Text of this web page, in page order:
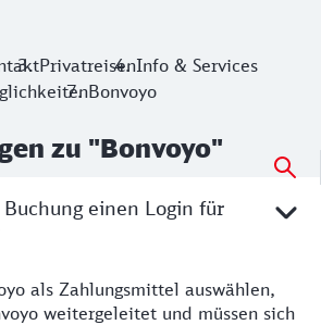
PrivatreisenInfo & Services
Bonvoyo
zu "Bonvoyo"
einen Login für
als Zahlungsmittel auswählen,
weitergeleitet und müssen sich